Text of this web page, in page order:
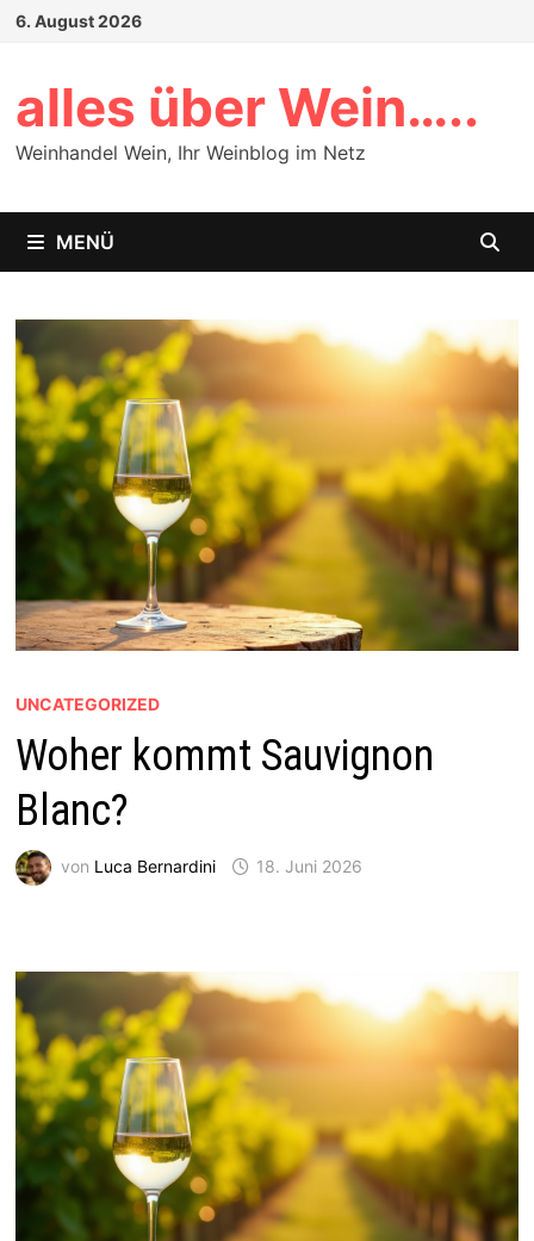
Zum
6. August 2026
alles über Wein…..
Weinhandel Wein, Ihr Weinblog im Netz
MENÜ
UNCATEGORIZED
Woher kommt Sauvignon
Blanc?
von Luca Bernardini 18. Juni 2026